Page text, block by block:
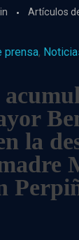
Artículos
prensa,
la